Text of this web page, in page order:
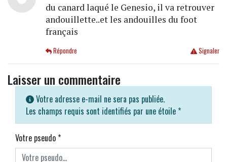
du canard laqué le Genesio, il va retrouver
andouillette..et les andouilles du foot
français
Signaler
Répondre
Laisser un commentaire
Votre adresse e-mail ne sera pas publiée.
Les champs requis sont identifiés par une étoile *
Votre pseudo*